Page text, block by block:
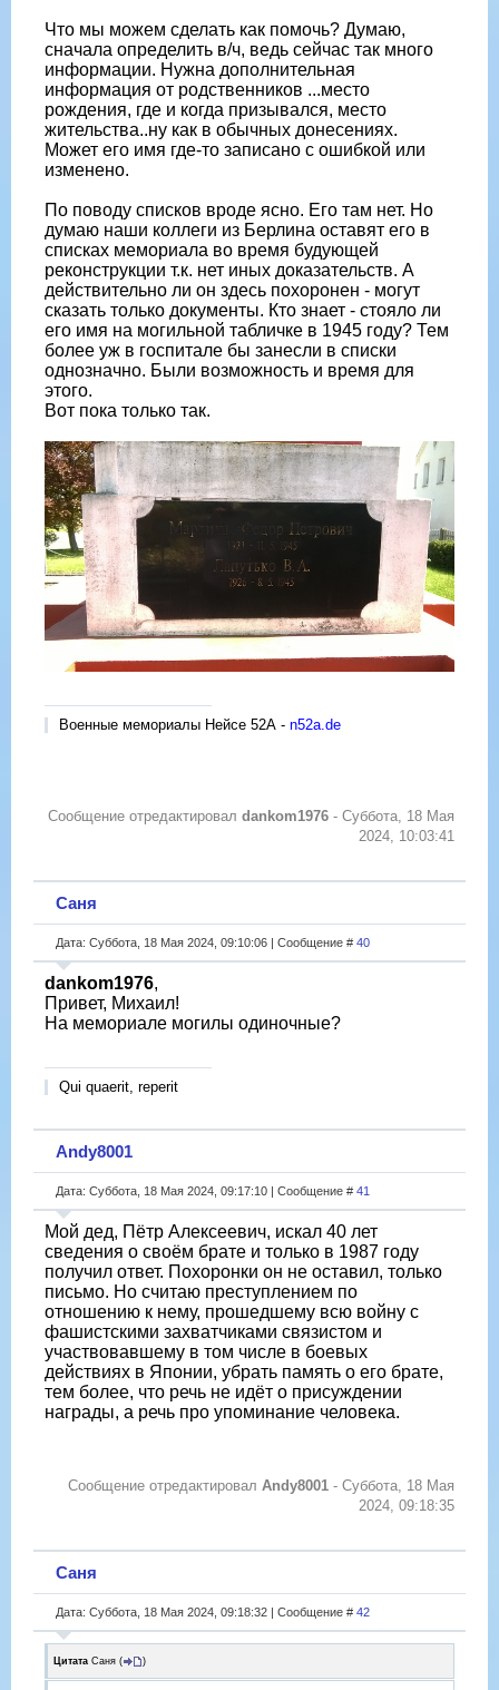
Что мы можем сделать как помочь? Думаю,
сначала определить в/ч, ведь сейчас так много
информации. Нужна дополнительная
информация от родственников ...место
рождения, где и когда призывался, место
жительства..ну как в обычных донесениях.
Может его имя где-то записано с ошибкой или
изменено.
По поводу списков вроде ясно. Его там нет. Но
думаю наши коллеги из Берлина оставят его в
списках мемориала во время будующей
реконструкции т.к. нет иных доказательств. А
действительно ли он здесь похоронен - могут
сказать только документы. Кто знает - стояло ли
его имя на могильной табличке в 1945 году? Тем
более уж в госпитале бы занесли в списки
однозначно. Были возможность и время для
этого.
Вот пока только так.
Военные мемориалы Нейсе 52А - n52a.de
Сообщение отредактировал dankom1976 - Суббота, 18 Мая
2024, 10:03:41
Саня
Дата: Суббота, 18 Мая 2024, 09:10:06 | Сообщение # 40
dankom1976,
Привет, Михаил!
На мемориале могилы одиночные?
Qui quaerit, reperit
Andy8001
Дата: Суббота, 18 Мая 2024, 09:17:10 | Сообщение # 41
Мой дед, Пётр Алексеевич, искал 40 лет
сведения о своём брате и только в 1987 году
получил ответ. Похоронки он не оставил, только
письмо. Но считаю преступлением по
отношению к нему, прошедшему всю войну с
фашистскими захватчиками связистом и
участвовавшему в том числе в боевых
действиях в Японии, убрать память о его брате,
тем более, что речь не идёт о присуждении
награды, а речь про упоминание человека.
Сообщение отредактировал Andy8001 - Суббота, 18 Мая
2024, 09:18:35
Саня
Дата: Суббота, 18 Мая 2024, 09:18:32 | Сообщение # 42
Цитата Саня ( )